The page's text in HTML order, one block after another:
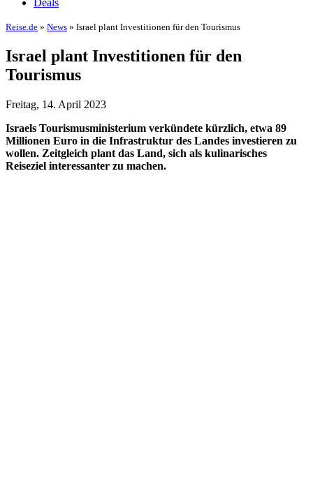
Deals
Reise.de » News » Israel plant Investitionen für den Tourismus
Israel plant Investitionen für den
Tourismus
Freitag, 14. April 2023
Israels Tourismusministerium verkündete kürzlich, etwa 89
Millionen Euro in die Infrastruktur des Landes investieren zu
wollen. Zeitgleich plant das Land, sich als kulinarisches
Reiseziel interessanter zu machen.